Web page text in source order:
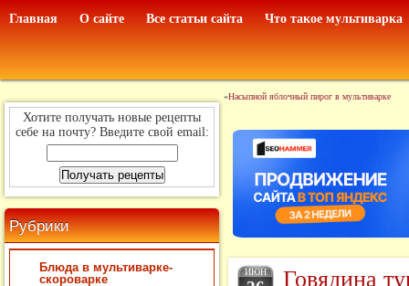
Главная О сайте Все статьи сайта Что такое мультиварка
Хотите получать новые рецепты
себе на почту? Введите свой email:
Рубрики
Блюда в мультиварке-
скороварке
«Насыпной яблочный пирог в мультиварке
ИЮН
Говядина